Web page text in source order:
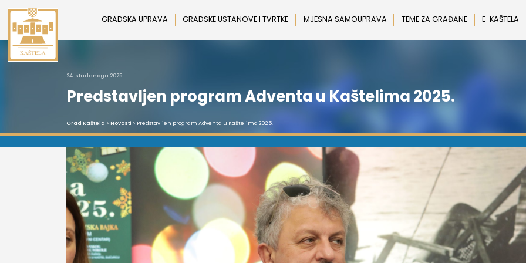
Preskoči
sadržaj
GRADSKA UPRAVA GRADSKE USTANOVE I TVRTKE MJESNA SAMOUPRAVA TEME ZA GRAĐANE E-KAŠTELA
24. studenoga 2025.
Predstavljen program Adventa u Kaštelima 2025.
Grad Kaštela > Novosti > Predstavljen program Adventa u Kaštelima 2025.